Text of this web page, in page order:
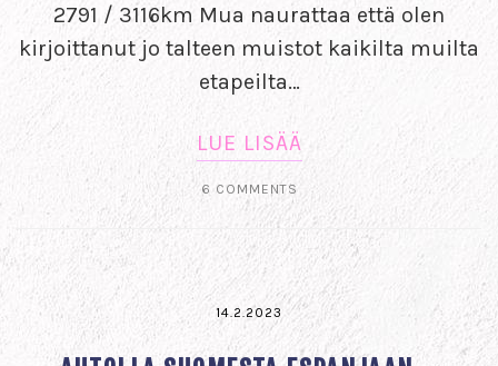
2791 / 3116km Mua naurattaa että olen
kirjoittanut jo talteen muistot kaikilta muilta
etapeilta…
LUE LISÄÄ
6 COMMENTS
14.2.2023